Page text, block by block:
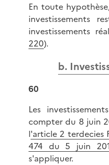
En toute
investissements
investissements
220).
b.
60
Les
compter du 8 juin
l'article 2 terdecies
474 du 5 juin
s'appliquer.